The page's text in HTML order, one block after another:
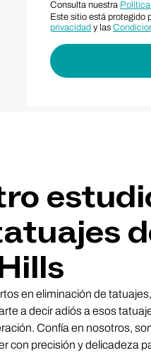
Consulta nuestra
Este sitio está protegido
privacidad y las
en eliminación de
a decir adiós a esos
Confía en nosotros,
con precisión y delicadeza